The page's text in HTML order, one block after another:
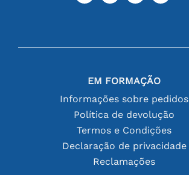
EM FORMAÇÃO
Informações sobre pedidos
Política de devolução
Termos e Condições
Declaração de privacidade
Reclamações